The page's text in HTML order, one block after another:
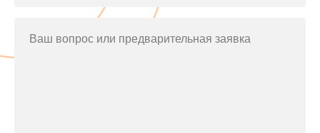
Ваш вопрос или предварительная заявка